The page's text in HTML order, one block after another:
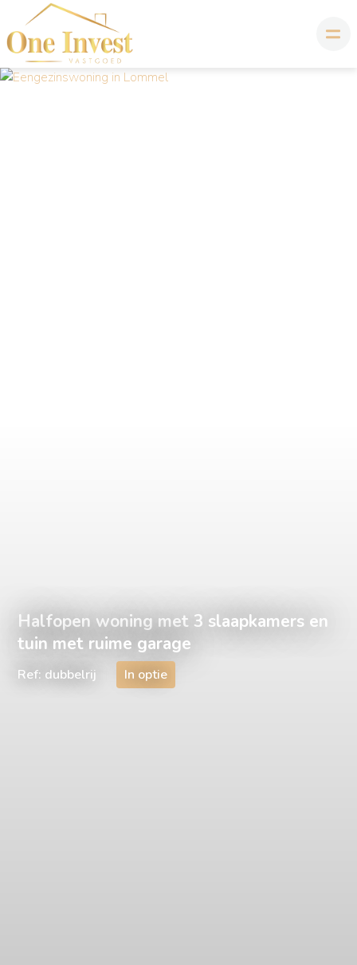
Halfopen woning met 3 slaapkamers en
tuin met ruime garage
Ref: dubbelrij In optie